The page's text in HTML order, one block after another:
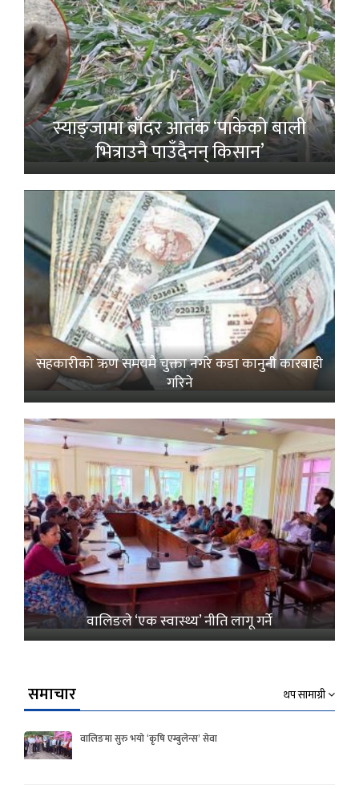
स्याङ्जामा बाँदर आतंक ‘पाकेको बाली
भित्राउनै पाउँदैनन् किसान’
सहकारीको ऋण समयमै चुक्ता नगरे कडा कानुनी कारबाही
गरिने
वालिङले ‘एक स्वास्थ्य’ नीति लागू गर्ने
समाचार थप सामाग्री
वालिङमा सुरु भयो ‘कृषि एम्बुलेन्स’ सेवा